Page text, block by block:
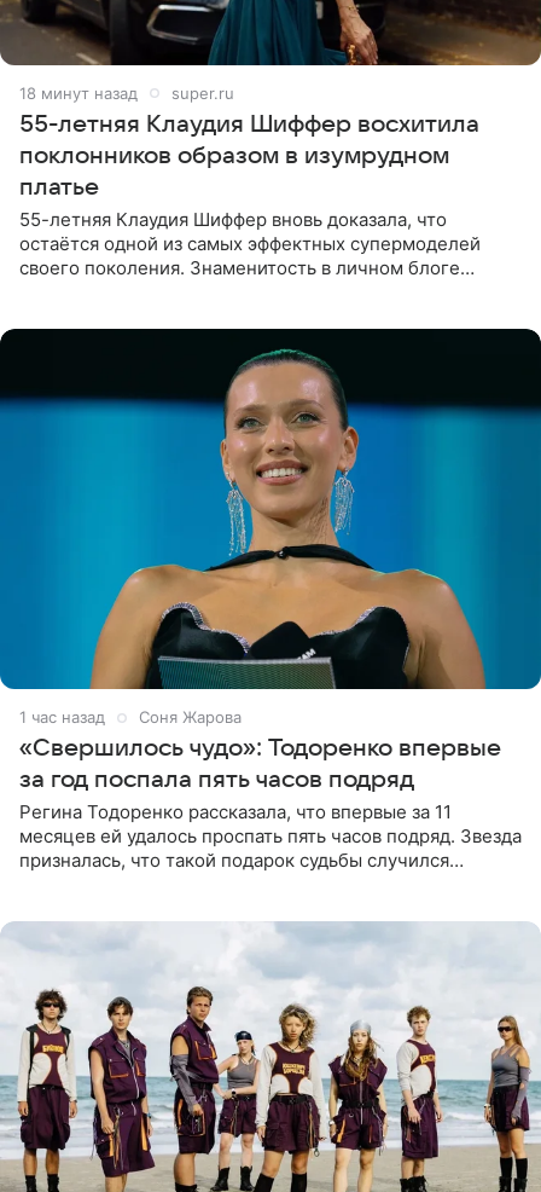
18 минут назад super.ru
55-летняя Клаудия Шиффер восхитила
поклонников образом в изумрудном
платье
55-летняя Клаудия Шиффер вновь доказала, что
остаётся одной из самых эффектных супермоделей
своего поколения. Знаменитость в личном блоге
1 час назад Соня Жарова
«Свершилось чудо»: Тодоренко впервые
за год поспала пять часов подряд
Регина Тодоренко рассказала, что впервые за 11
месяцев ей удалось проспать пять часов подряд. Звезда
призналась, что такой подарок судьбы случился